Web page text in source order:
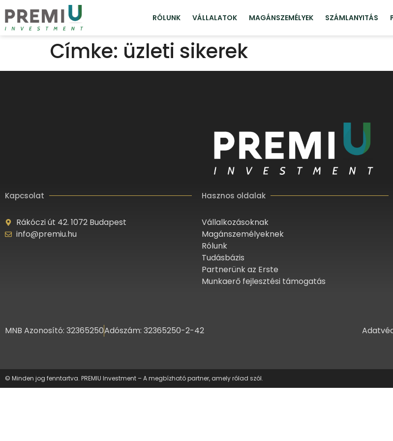
RÓLUNK VÁLLALATOK MAGÁNSZEMÉLYEK SZÁMLANYITÁS
Címke: üzleti sikerek
Kapcsolat
Rákóczi út 42. 1072 Budapest
info@premiu.hu
Hasznos oldalak
Vállalkozásoknak
Magánszemélyeknek
Rólunk
Tudásbázis
Partnerünk az Erste
Munkaerő fejlesztési támogatás
MNB Azonosító: 32365250Adószám: 32365250-2-42
© Minden jog fenntartva. PREMIU Investment – A megbízható partner, amely rólad szól.